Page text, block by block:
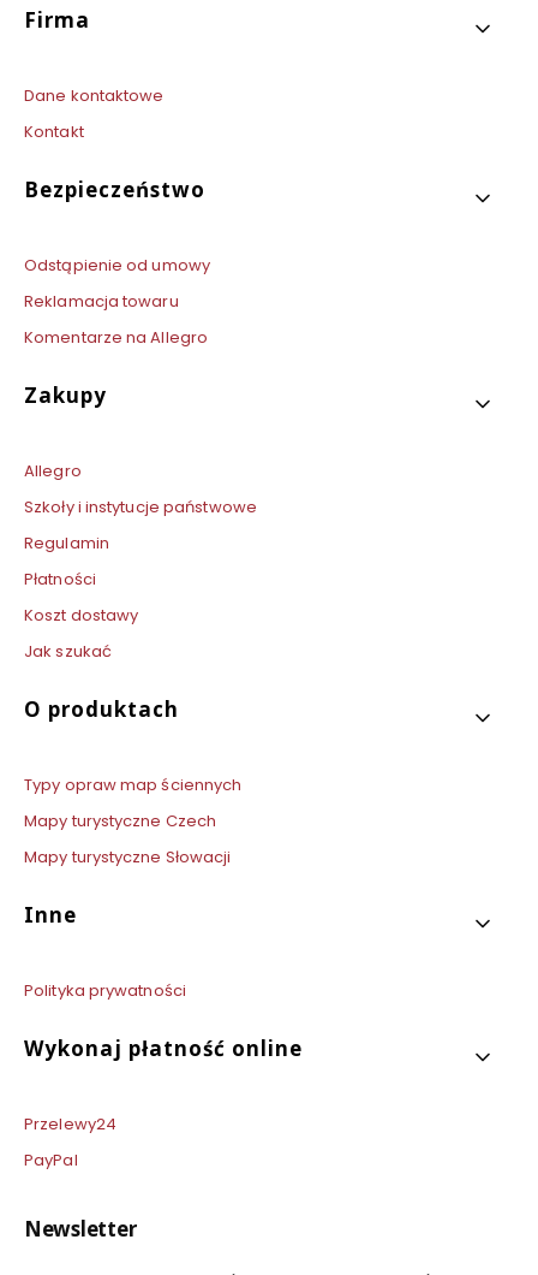
Linki w stopce
Firma
Dane kontaktowe
Kontakt
Bezpieczeństwo
Odstąpienie od umowy
Reklamacja towaru
Komentarze na Allegro
Zakupy
Allegro
Szkoły i instytucje państwowe
Regulamin
Płatności
Koszt dostawy
Jak szukać
O produktach
Typy opraw map ściennych
Mapy turystyczne Czech
Mapy turystyczne Słowacji
Inne
Polityka prywatności
Wykonaj płatność online
Przelewy24
PayPal
Newsletter